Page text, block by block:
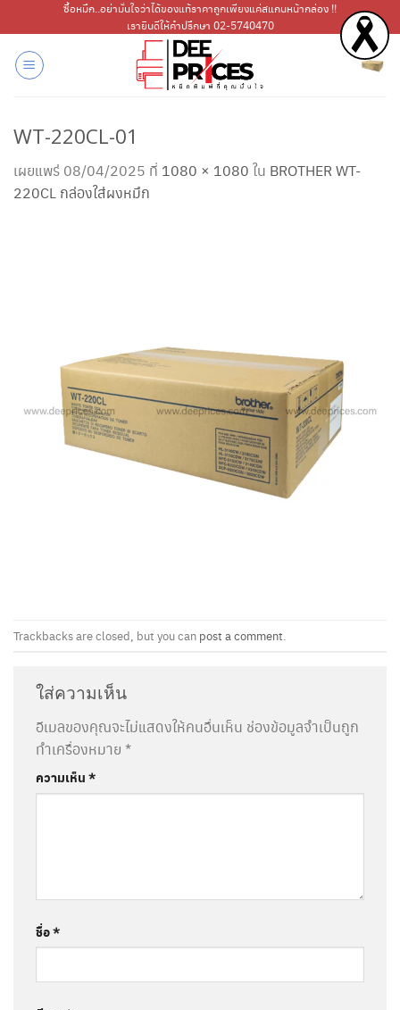
ไป
เนื้อหา
ซื้อหมึก..อย่ามั่นใจว่าได้ของแท้ราคาถูกเพียงแค่สแกนหน้ากล่อง !!
เรายินดีให้คำปรึกษา 02-5740470
WT-220CL-01
เผยแพร่ 08/04/2025 ที่ 1080 × 1080 ใน BROTHER WT-
220CL กล่องใส่ผงหมึก
Trackbacks are closed, but you can post a comment
ใส่ความเห็น
อีเมลของคุณจะไม่แสดงให้คนอื่นเห็น ช่องข้อมูลจำเป็นถูก
ทำเครื่องหมาย *
ความเห็น*
ชื่อ*